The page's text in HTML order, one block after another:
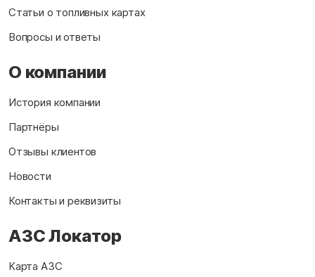
Статьи о топливных картах
Вопросы и ответы
О компании
История компании
Партнёры
Отзывы клиентов
Новости
Контакты и реквизиты
АЗС Локатор
Карта АЗС